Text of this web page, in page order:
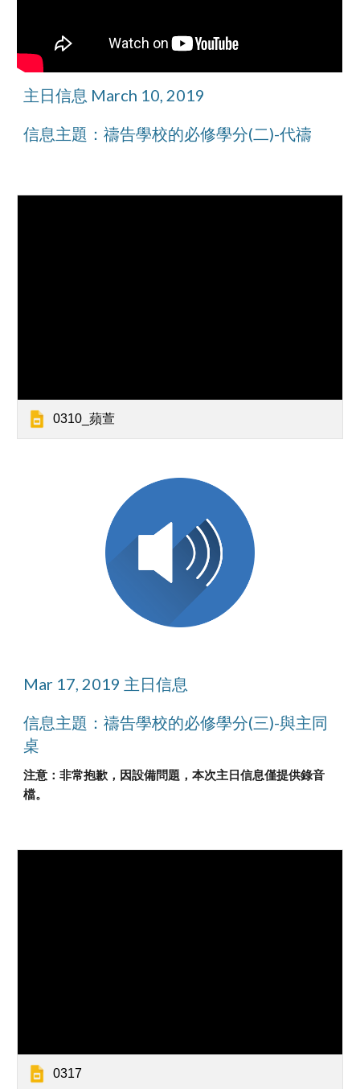
主日信息 March 10, 2019
信息主題：禱告學校的必修學分(二)-代禱
0310_蘋萱
Mar 17, 2019 主日信息
信息主題：禱告學校的必修學分(三)-與主同
桌
注意：非常抱歉，因設備問題，本次主日信息僅提供錄音
檔。
0317